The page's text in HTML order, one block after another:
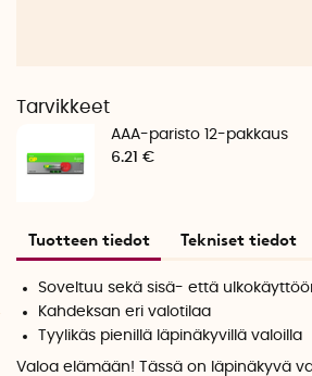
Tarvikkeet
AAA-paristo 12-pakkaus
6.21 €
Tuotteen tiedot Tekniset tiedot
Soveltuu sekä sisä- että
Kahdeksan eri valotilaa
Tyylikäs pienillä läpinäkyvillä valoilla
Valoa elämään! Tässä on läpinäkyvä